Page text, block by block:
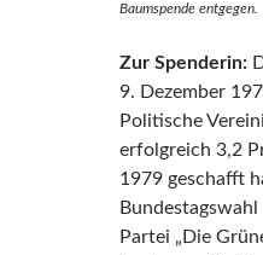
Baumspende entgegen.
Zur Spenderin:
9. Dezember
Politische
erfolgreich 3,2
1979 geschafft
Partei „Die